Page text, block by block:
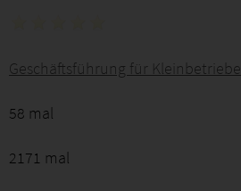
Geschäftsführung für Kleinbetriebe
58 mal
2171 mal